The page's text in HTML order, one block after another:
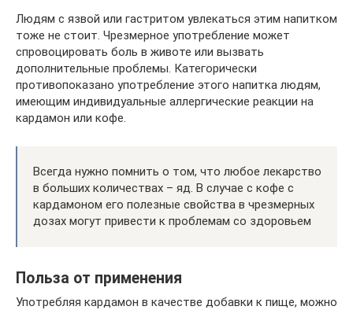
Людям с язвой или гастритом увлекаться этим напитком
тоже не стоит. Чрезмерное употребление может
спровоцировать боль в животе или вызвать
дополнительные проблемы. Категорически
противопоказано употребление этого напитка людям,
имеющим индивидуальные аллергические реакции на
кардамон или кофе.
Всегда нужно помнить о том, что любое лекарство
в больших количествах – яд. В случае с кофе с
кардамоном его полезные свойства в чрезмерных
дозах могут привести к проблемам со здоровьем
Польза от применения
Употребляя кардамон в качестве добавки к пище, можно